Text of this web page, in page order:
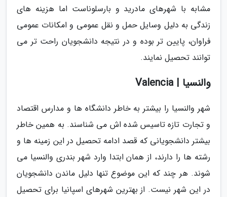
مشابه با شهرهای مادرید و بارسلوناست اما هزینه های
زندگی به دلیل وسایل حمل و نقل عمومی و امکانات عمومی
فراوان، پایین تر بوده و در نتیجه دانشجویان راحت تر می
توانند تحصیل نمایند.
والنسیا | Valencia
شهر والنسیا را بیشتر به خاطر دانشگاه ها و مدارس اقتصاد
و تجارت تازه تاسیس شده اش می شناسند. به همین خاطر
بیشتر دانشجویانی که قصد ادامه تحصیل در این زمینه ها و
رشته ها را دارند، از همان ابتدا وارد شهر بندری والنسیا می
شوند. هر چند که این موضوع تنها دلیل ماندن دانشجویان
در این شهر نیست. از بهترین شهرهای اسپانیا برای تحصیل